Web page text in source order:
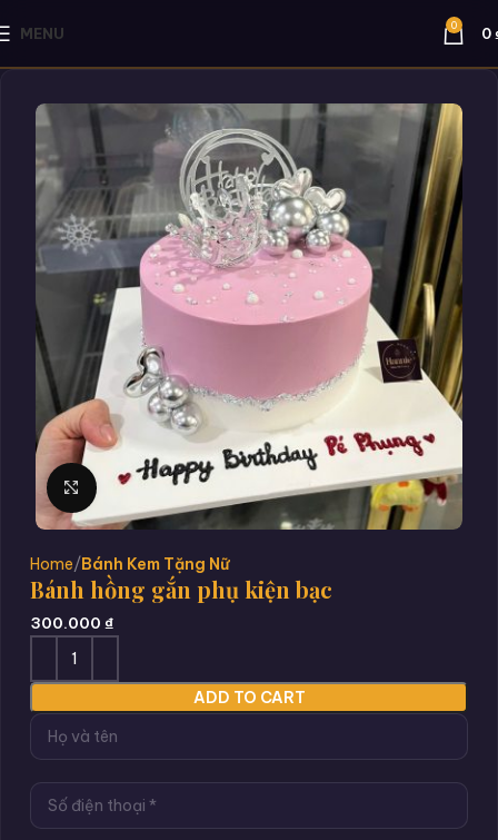
MENU 0 0
Click to enlarge
Home Bánh Kem Tặng Nữ
Bánh hồng gắn phụ kiện bạc
300.000 ₫
ADD TO CART